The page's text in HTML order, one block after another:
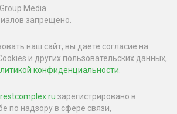
Media
запрещено.
наш сайт, вы даете согласие на
и других пользовательских данных,
конфиденциальности
зарегистрировано в
по надзору в сфере связи,